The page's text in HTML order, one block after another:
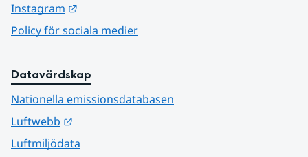
Instagram
Policy för sociala medier
Datavärdskap
Nationella emissionsdatabasen
Luftwebb
Luftmiljödata